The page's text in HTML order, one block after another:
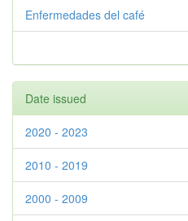
Enfermedades del café
Date issued
2020 - 2023
2010 - 2019
2000 - 2009